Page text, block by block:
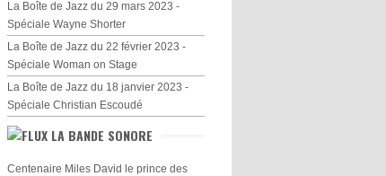
La Boîte de Jazz du 29 mars 2023 -
Spéciale Wayne Shorter
La Boîte de Jazz du 22 février 2023 -
Spéciale Woman on Stage
La Boîte de Jazz du 18 janvier 2023 -
Spéciale Christian Escoudé
LA BANDE SONORE
Centenaire Miles David le prince des